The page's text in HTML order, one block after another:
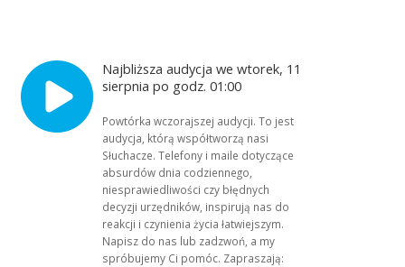
Najbliższa audycja we wtorek, 11
sierpnia po godz. 01:00
Powtórka wczorajszej audycji. To jest
audycja, którą współtworzą nasi
Słuchacze. Telefony i maile dotyczące
absurdów dnia codziennego,
niesprawiedliwości czy błędnych
decyzji urzędników, inspirują nas do
reakcji i czynienia życia łatwiejszym.
Napisz do nas lub zadzwoń, a my
spróbujemy Ci pomóc. Zapraszają: